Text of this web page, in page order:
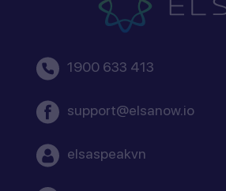
1900 633 413
support@elsanow.io
elsaspeakvn